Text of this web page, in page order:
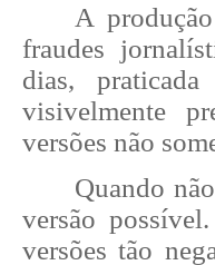
A
fraudes
dias,
visivelmente
versões não
Quando
versão
versões tão